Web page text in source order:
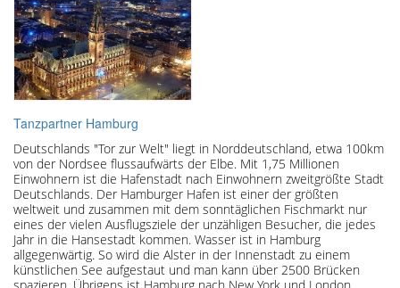
Tanzpartner Hamburg
Deutschlands "Tor zur Welt" liegt in Norddeutschland, etwa 100km
von der Nordsee flussaufwärts der Elbe. Mit 1,75 Millionen
Einwohnern ist die Hafenstadt nach Einwohnern zweitgrößte Stadt
Deutschlands. Der Hamburger Hafen ist einer der größten
weltweit und zusammen mit dem sonntäglichen Fischmarkt nur
eines der vielen Ausflugsziele der unzähligen Besucher, die jedes
Jahr in die Hansestadt kommen. Wasser ist in Hamburg
allgegenwärtig. So wird die Alster in der Innenstadt zu einem
künstlichen See aufgestaut und man kann über 2500 Brücken